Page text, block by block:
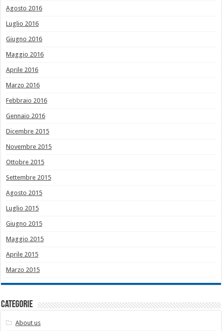
Agosto 2016
Luglio 2016
Giugno 2016
Maggio 2016
Aprile 2016
Marzo 2016
Febbraio 2016
Gennaio 2016
Dicembre 2015
Novembre 2015
Ottobre 2015
Settembre 2015
Agosto 2015
Luglio 2015
Giugno 2015
Maggio 2015
Aprile 2015
Marzo 2015
Categorie
About us